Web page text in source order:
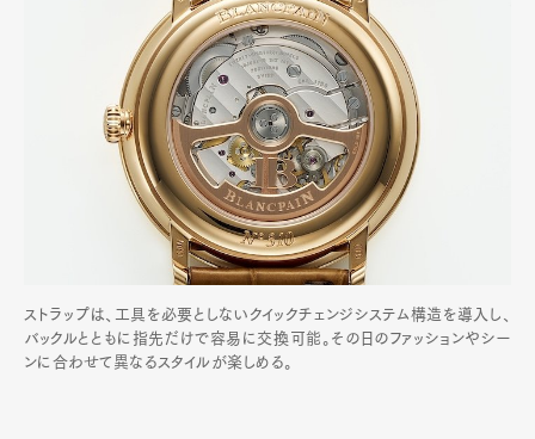
ストラップは、工具を必要としないクイックチェンジシステム構造を導入し、
バックルとともに指先だけで容易に交換可能。その日のファッションやシー
ンに合わせて異なるスタイルが楽しめる。